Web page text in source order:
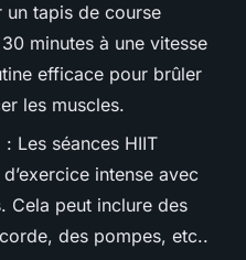
un tapis de course
minutes à une vitesse
efficace pour brûler
les muscles.
: Les séances HIIT
intense avec
Cela peut inclure des
des pompes, etc..